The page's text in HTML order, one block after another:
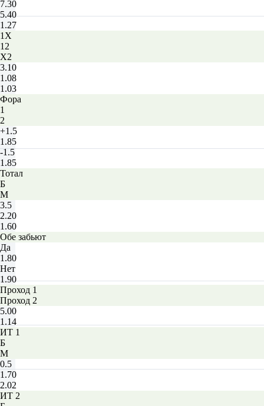
7.30
5.40
1.27
1X
12
X2
3.10
1.08
1.03
Фора
1
2
+1.5
1.85
-1.5
1.85
Тотал
Б
М
3.5
2.20
1.60
Обе забьют
Да
1.80
Нет
1.90
Проход 1
Проход 2
5.00
1.14
ИТ 1
Б
М
0.5
1.70
2.02
ИТ 2